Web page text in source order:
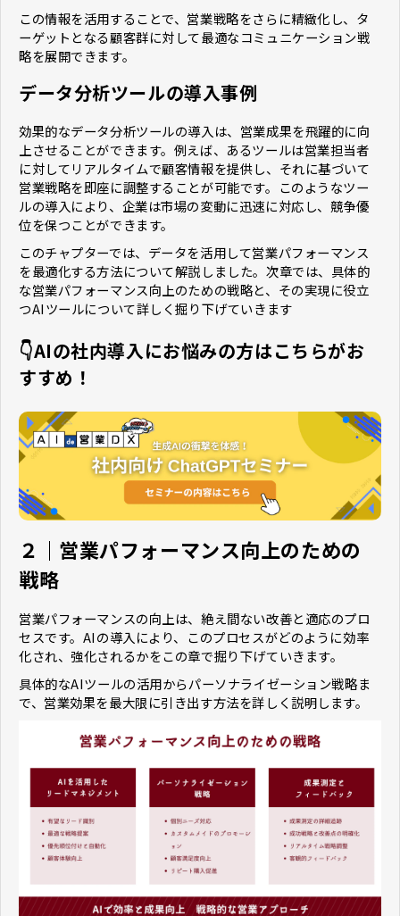
この情報を活用することで、営業戦略をさらに精緻化し、タ
ーゲットとなる顧客群に対して最適なコミュニケーション戦
略を展開できます。
データ分析ツールの導入事例
効果的なデータ分析ツールの導入は、営業成果を飛躍的に向
上させることができます。例えば、あるツールは営業担当者
に対してリアルタイムで顧客情報を提供し、それに基づいて
営業戦略を即座に調整することが可能です。このようなツー
ルの導入により、企業は市場の変動に迅速に対応し、競争優
位を保つことができます。
このチャプターでは、データを活用して営業パフォーマンス
を最適化する方法について解説しました。次章では、具体的
な営業パフォーマンス向上のための戦略と、その実現に役立
つAIツールについて詳しく掘り下げていきます
👇AIの社内導入にお悩みの方はこちらがお
すすめ！
２｜営業パフォーマンス向上のための
戦略
営業パフォーマンスの向上は、絶え間ない改善と適応のプロ
セスです。AIの導入により、このプロセスがどのように効率
化され、強化されるかをこの章で掘り下げていきます。
具体的なAIツールの活用からパーソナライゼーション戦略ま
で、営業効果を最大限に引き出す方法を詳しく説明します。